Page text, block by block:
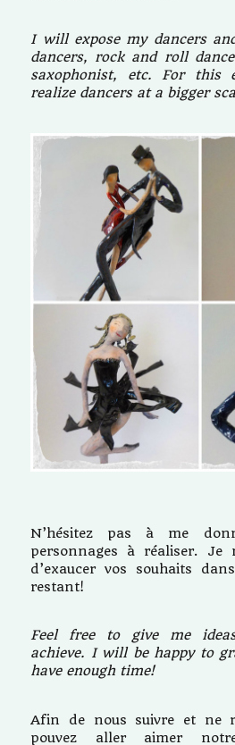
I will expose my dancers
dancers, rock and roll
saxophonist, etc. For this
realize dancers at a bigger
N’hésitez pas à me
personnages à réaliser.
d’exaucer vos souhaits
restant!
Feel free to give me
achieve. I will be happy to
have enough time!
Afin de nous suivre et ne
pouvez aller aimer